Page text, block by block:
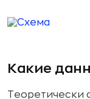
Какие
Теоретически